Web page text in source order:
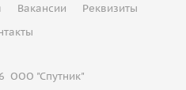
Вакансии
Реквизиты
ООО "Спутник"